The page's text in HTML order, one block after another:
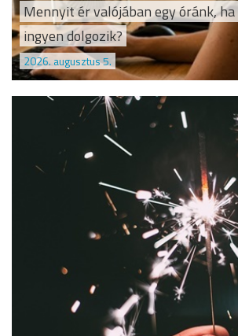
Mennyit ér valójában egy óránk,
ingyen dolgozik?
2026. augusztus 5.